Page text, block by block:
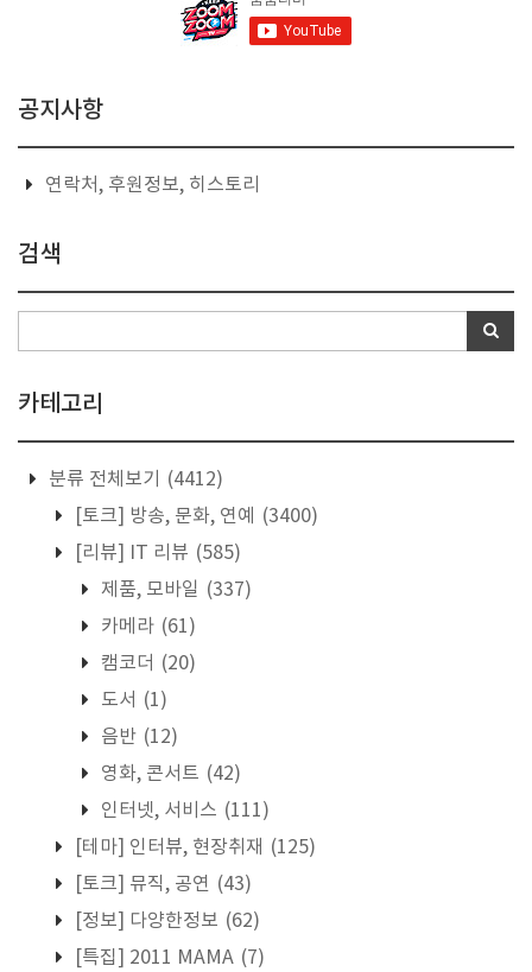
공지사항
연락처, 후원정보, 히스토리
검색
카테고리
분류 전체보기
(4412)
[토크] 방송, 문화, 연예
(3400)
[리뷰] IT 리뷰 (585)
제품, 모바일 (337)
카메라 (61)
캠코더 (20)
도서 (1)
음반 (12)
영화, 콘서트 (42)
인터넷, 서비스 (111)
[테마] 인터뷰, 현장취재 (125)
[토크] 뮤직, 공연 (43)
[정보] 다양한정보 (62)
[특집] 2011 MAMA (7)